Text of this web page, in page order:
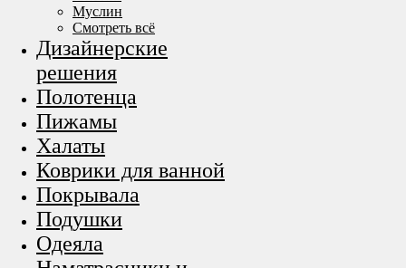
Муслин
Смотреть всё
Дизайнерские
решения
Полотенца
Пижамы
Халаты
Коврики для ванной
Покрывала
Подушки
Одеяла